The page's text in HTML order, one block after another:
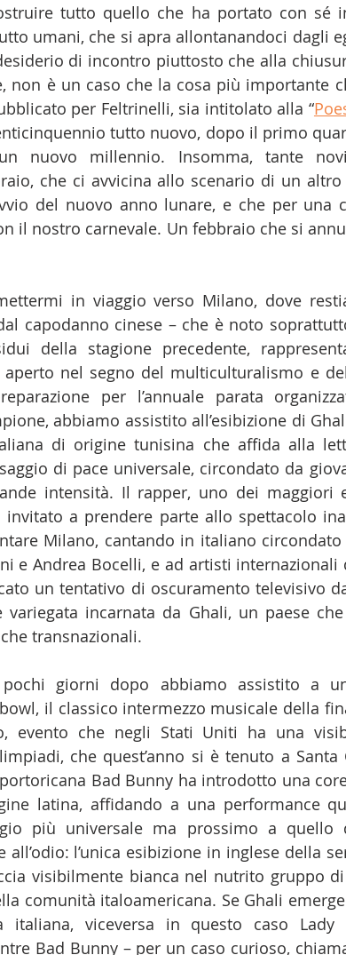
tutto quello che ha portato con sé
umani, che si apra allontanandoci dagli
di incontro piuttosto che alla
non è un caso che la cosa più importante
per Feltrinelli, sia intitolato alla “
tutto nuovo, dopo il primo
nuovo millennio. Insomma, tante
che ci avvicina allo scenario di un
del nuovo anno lunare, e che per una
il nostro carnevale. Un febbraio che si
in viaggio verso Milano, dove
capodanno cinese – che è noto
della stagione precedente,
nel segno del multiculturalismo e
per l’annuale parata
abbiamo assistito all’esibizione di
di origine tunisina che affida alla
di pace universale, circondato da
intensità. Il rapper, uno dei maggiori
a prendere parte allo spettacolo
Milano, cantando in italiano
e Andrea Bocelli, e ad artisti internazionali
un tentativo di oscuramento televisivo
variegata incarnata da Ghali, un paese
transnazionali.
pochi giorni dopo abbiamo assistito a
il classico intermezzo musicale della
evento che negli Stati Uniti ha una
che quest’anno si è tenuto a Santa
Bad Bunny ha introdotto una
latina, affidando a una performance
più universale ma prossimo a quello
all’odio: l’unica esibizione in inglese della
visibilmente bianca nel nutrito gruppo
comunità italoamericana. Se Ghali
italiana, viceversa in questo caso Lady
Bad Bunny – per un caso curioso,